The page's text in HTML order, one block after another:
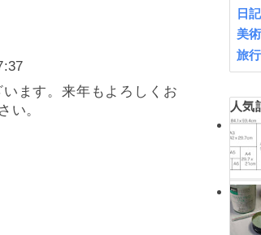
ます。来年もよろしくお
い。
日記
美
旅行
人気